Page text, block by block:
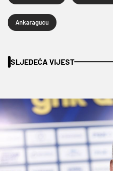
Ankaragucu
SLJEDEĆA VIJEST